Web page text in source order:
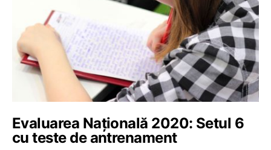
Evaluarea Națională 2020: Setul 6
cu teste de antrenament